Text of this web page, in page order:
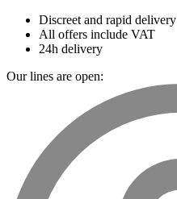
Discreet and rapid delivery
All offers include VAT
24h delivery
Our lines are open: